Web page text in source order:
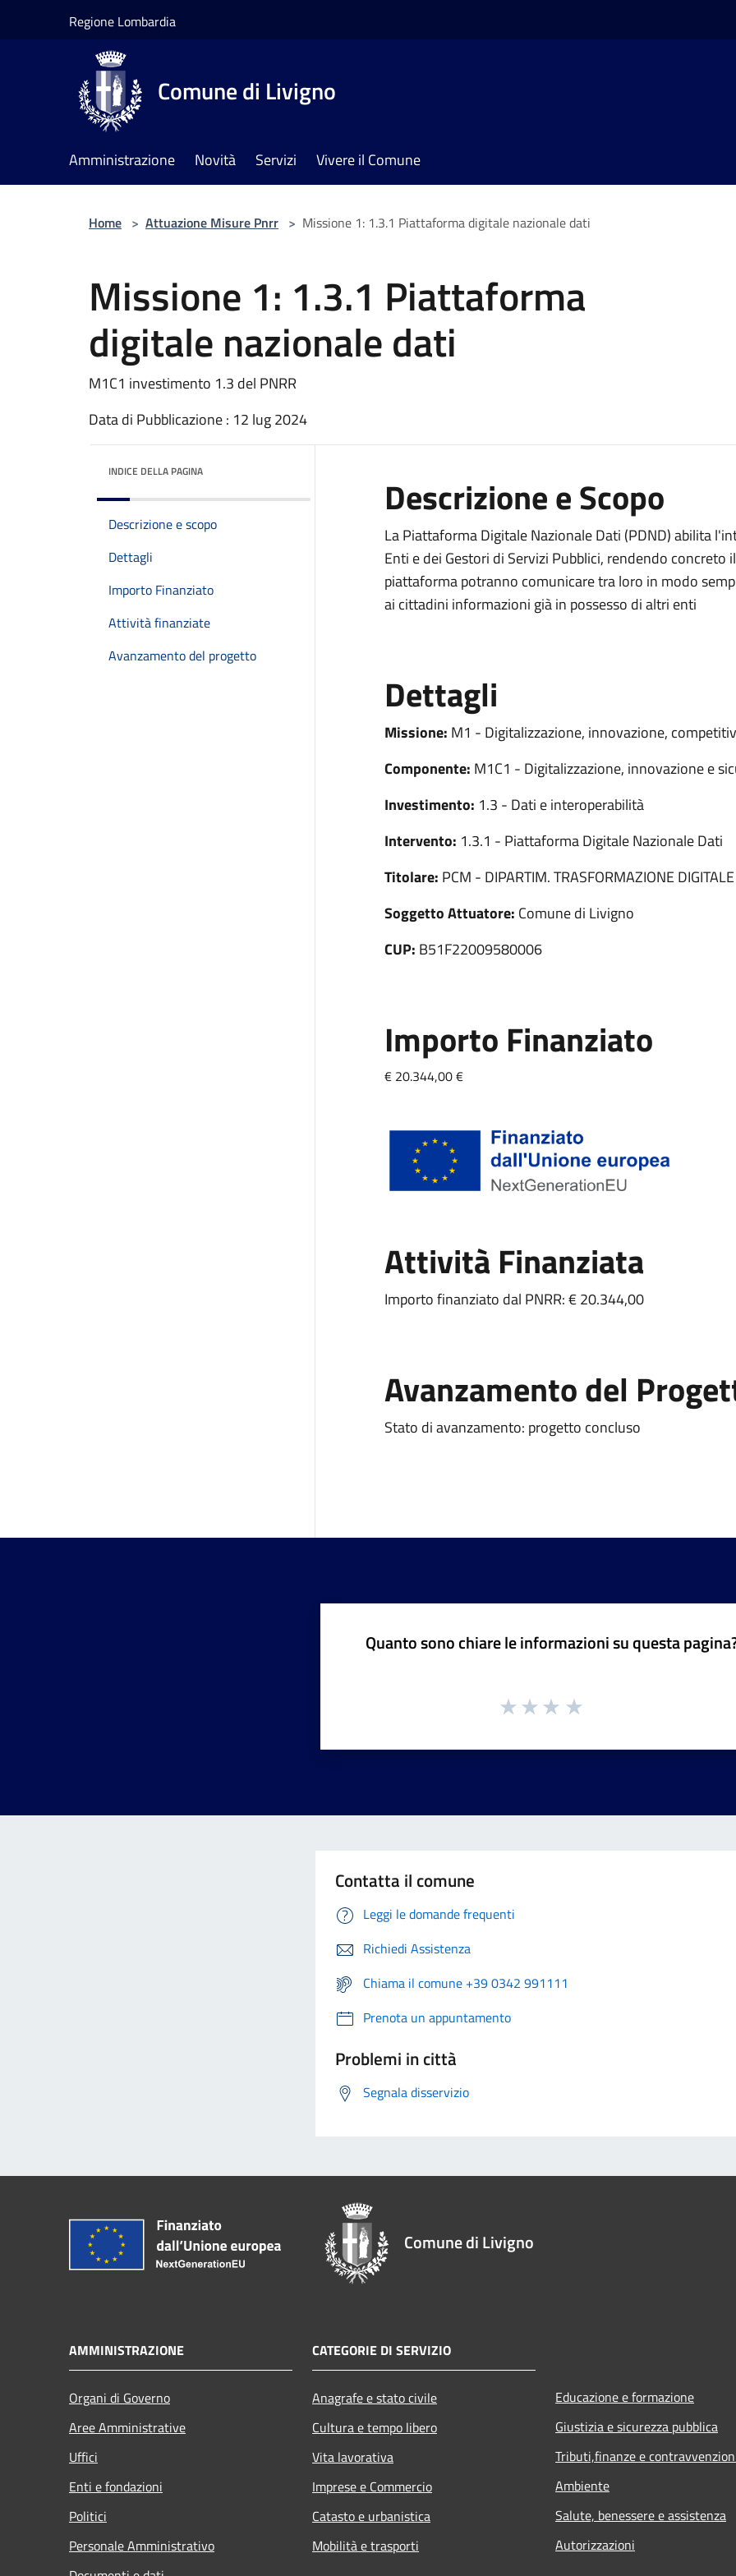
Regione Lombardia
Comune di Livigno
Amministrazione Novità Servizi Vivere il Comune
Home > Attuazione Misure Pnrr > Missione 1: 1.3.1 Piattaforma digitale nazionale dati
Missione 1: 1.3.1 Piattaforma
digitale nazionale dati
M1C1 investimento 1.3 del PNRR
Data di Pubblicazione : 12 lug 2024
INDICE DELLA PAGINA
Descrizione e scopo
Dettagli
Importo Finanziato
Attività finanziate
Avanzamento del progetto
Descrizione e Scopo
La Piattaforma Digitale Nazionale Dati (PDND) abilita
Enti e dei Gestori di Servizi Pubblici, rendendo
piattaforma potranno comunicare tra loro in modo
ai cittadini informazioni già in possesso di altri enti
Dettagli
Missione: M1 - Digitalizzazione, innovazione,
Componente: M1C1 - Digitalizzazione, innovazione e
Investimento: 1.3 - Dati e interoperabilità
Intervento: 1.3.1 - Piattaforma Digitale Nazionale Dati
Titolare: PCM - DIPARTIM. TRASFORMAZIONE DIGITALE
Soggetto Attuatore: Comune di Livigno
CUP: B51F22009580006
Importo Finanziato
€ 20.344,00 €
Attività Finanziata
Importo finanziato dal PNRR: € 20.344,00
Avanzamento del
Stato di avanzamento: progetto concluso
Quanto sono chiare le informazioni su questa
Contatta il comune
Leggi le domande frequenti
Richiedi Assistenza
Chiama il comune +39 0342 991111
Prenota un appuntamento
Problemi in città
Segnala disservizio
Comune di Livigno
AMMINISTRAZIONE
Organi di Governo
Aree Amministrative
Uffici
Enti e fondazioni
Politici
Personale Amministrativo
CATEGORIE DI SERVIZIO
Anagrafe e stato civile
Cultura e tempo libero
Vita lavorativa
Imprese e Commercio
Catasto e urbanistica
Mobilità e trasporti
Educazione e formazione
Giustizia e sicurezza pubblica
Tributi,finanze e
Ambiente
Salute, benessere e assistenza
Autorizzazioni